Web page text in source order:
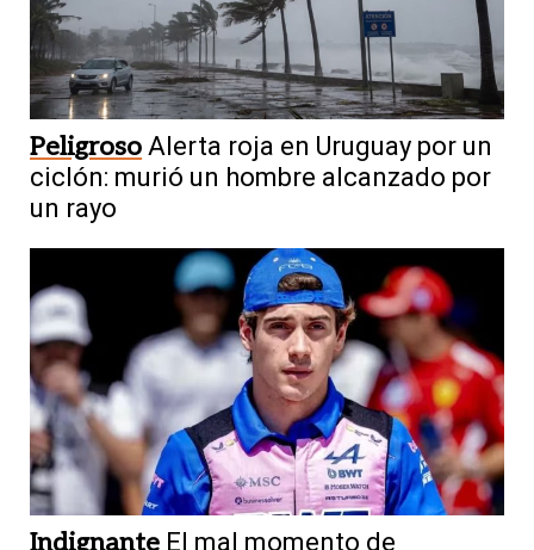
Peligroso Alerta roja en Uruguay por un
ciclón: murió un hombre alcanzado por
un rayo
Indignante El mal momento de